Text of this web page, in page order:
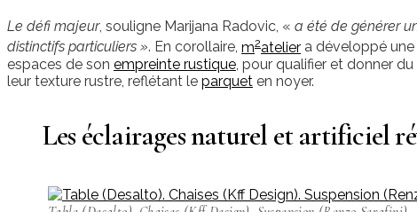
Le défi majeur, souligne Marijana Radovic, « a été de générer
distinctifs particuliers ». En corollaire, m2atelier a développé
espaces de son empreinte rustique , pour qualifier et donner
leur texture rustre, reflétant le parquet en noyer.
Les éclairages naturel et artificiel